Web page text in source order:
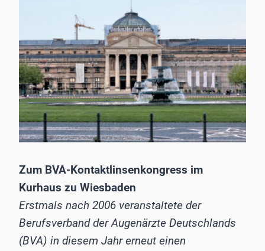
Zum BVA-Kontaktlinsenkongress im
Kurhaus zu Wiesbaden
Erstmals nach 2006 veranstaltete der
Berufsverband der Augenärzte Deutschlands
(BVA) in diesem Jahr erneut einen